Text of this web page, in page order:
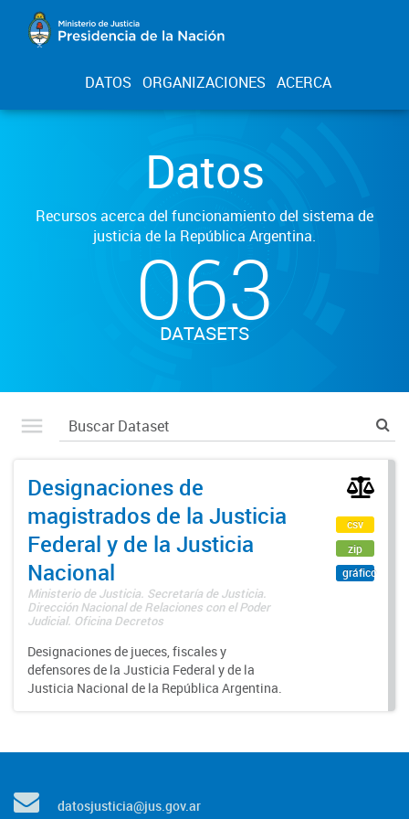
DATOS ORGANIZACIONES ACERCA
Datos
Recursos acerca del funcionamiento del sistema de
justicia de la República Argentina.
063
DATASETS
Designaciones de
magistrados de la Justicia
Federal y de la Justicia
Nacional
Ministerio de Justicia. Secretaría de Justicia.
Dirección Nacional de Relaciones con el Poder
Judicial. Oficina Decretos
Designaciones de jueces, fiscales y
defensores de la Justicia Federal y de la
Justicia Nacional de la República Argentina.
csv
zip
gráfico
datosjusticia@jus.gov.ar